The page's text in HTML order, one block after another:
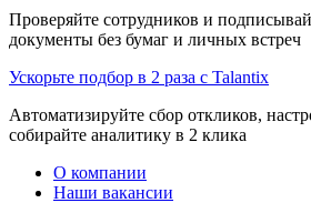
Проверяйте сотрудников и
документы без бумаг и личных встреч
Ускорьте подбор в 2 раза с Talantix
Автоматизируйте сбор откликов,
собирайте аналитику в 2 клика
О компании
Наши вакансии